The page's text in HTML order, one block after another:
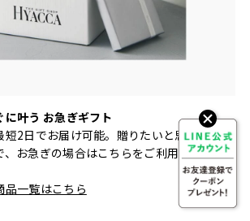
に叶う お急ぎギフト
短2日でお届け可能。贈りたいと思ったとき
、お急ぎの場合はこちらをご利用くださ
品一覧はこちら